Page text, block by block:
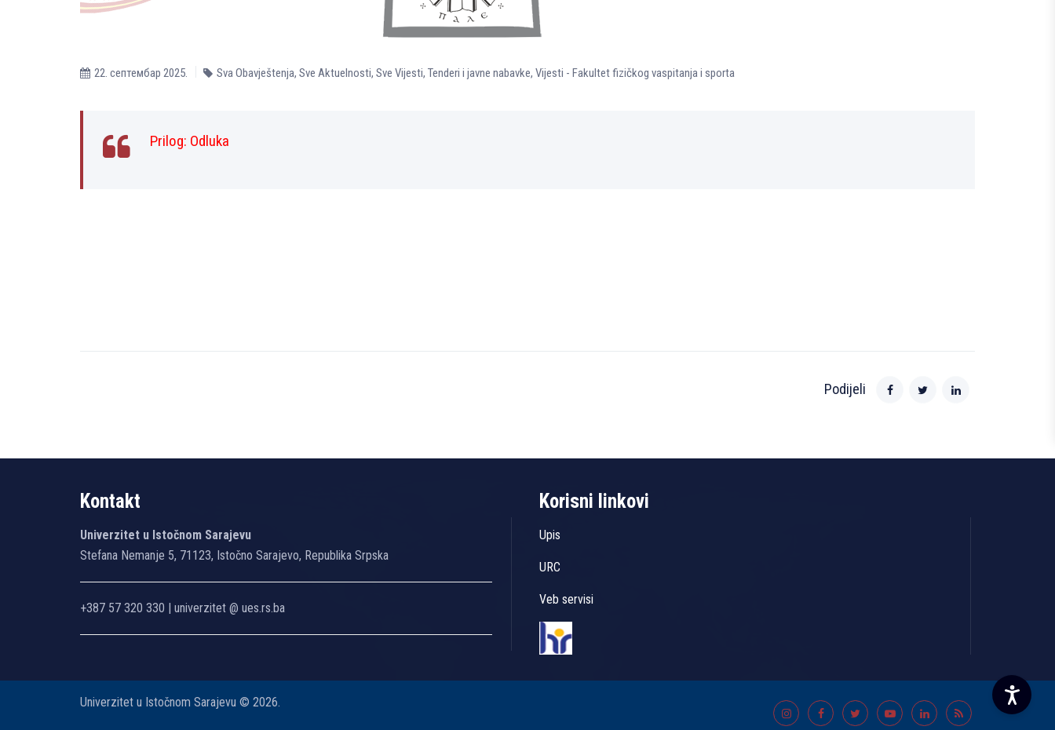
22. септембар 2025. Sva Obavještenja, Sve Aktuelnosti, Sve Vijesti, Tenderi i javne nabavke, Vijesti - Fakultet fizičkog vaspitanja i sporta
Prilog: Odluka
Podijeli
Kontakt
Univerzitet u Istočnom Sarajevu
Stefana Nemanje 5, 71123, Istočno Sarajevo, Republika Srpska
+387 57 320 330 | univerzitet @ ues.rs.ba
Korisni linkovi
Upis
URC
Veb servisi
Univerzitet u Istočnom Sarajevu © 2026.